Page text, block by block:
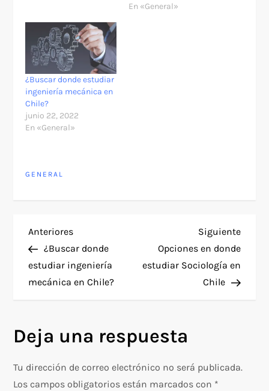
En «General»
¿Buscar donde estudiar
ingeniería mecánica en
Chile?
junio 22, 2022
En «General»
GENERAL
N
a
v
g
a
Entrada
anterior
Anteriores
¿Buscar donde
estudiar ingeniería
mecánica en Chile?
Siguiente
Opciones en donde
estudiar Sociología en
Chile
Deja una respuesta
Tu dirección de correo electrónico no será publicada.
Los campos obligatorios están marcados con *